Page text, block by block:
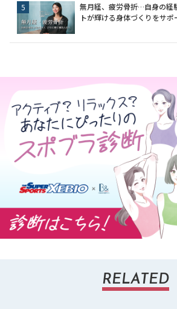
無月経、疲労骨折…自身の経
トが輝ける身体づくりをサポ
RELATED